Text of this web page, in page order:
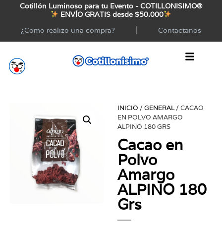
Cotillón Luminoso para tu Evento - COTILLONISIMO®
ENVÍO GRATIS desde $50.000
¿Como realizo una compra?
Contactanos
INICIO /GENERAL/ CACAO
EN POLVO AMARGO
ALPINO 180 GRS
Cacao en
Polvo
Amargo
ALPINO 180
Grs